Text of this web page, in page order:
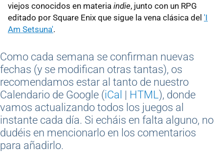
viejos conocidos en materia indie, junto con un RPG
editado por Square Enix que sigue la vena clásica del 'I
Am Setsuna'.
Como cada semana se confirman nuevas
fechas (y se modifican otras tantas), os
recomendamos estar al tanto de nuestro
Calendario de Google (iCal | HTML), donde
vamos actualizando todos los juegos al
instante cada día. Si echáis en falta alguno, no
dudéis en mencionarlo en los comentarios
para añadirlo.